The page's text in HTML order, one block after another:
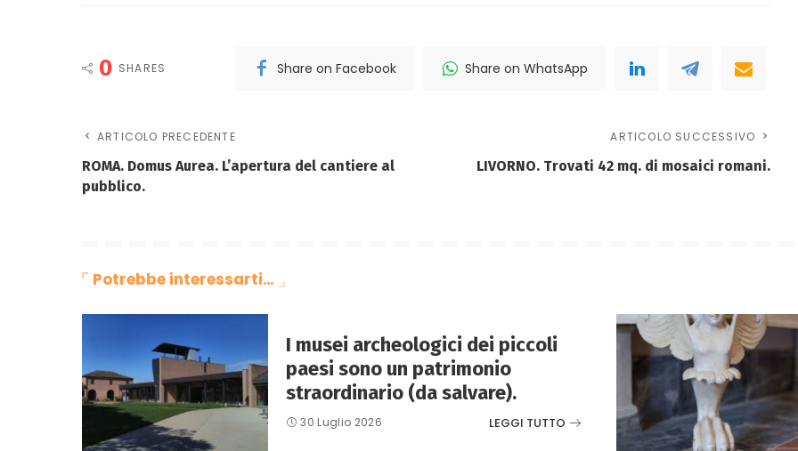
0 SHARES Share on Facebook Share on WhatsApp
ARTICOLO PRECEDENTE
ROMA. Domus Aurea. L’apertura del cantiere al
pubblico.
ARTICOLO SUCCESSIVO
LIVORNO. Trovati 42 mq. di mosaici romani.
Potrebbe interessarti…
I musei archeologici dei piccoli
paesi sono un patrimonio
straordinario (da salvare).
30 Luglio 2026 LEGGI TUTTO